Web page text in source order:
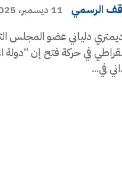
الرسمي 11 ديسمبر، 2025
دلياني عضو المجلس
في حركة فتح إن “دولة
في...